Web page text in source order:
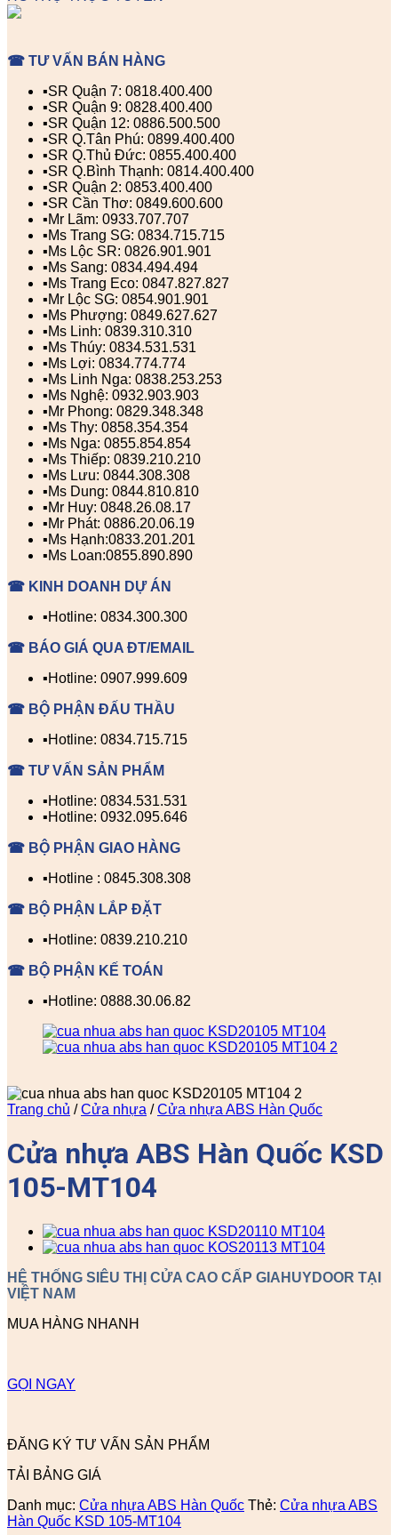
☎ TƯ VẤN BÁN HÀNG
▪️SR Quận 7: 0818.400.400
▪️SR Quận 9: 0828.400.400
▪️SR Quận 12: 0886.500.500
▪️SR Q.Tân Phú: 0899.400.400
▪️SR Q.Thủ Đức: 0855.400.400
▪️SR Q.Bình Thạnh: 0814.400.400
▪️SR Quận 2: 0853.400.400
▪️SR Cần Thơ: 0849.600.600
▪️Mr Lãm: 0933.707.707
▪️Ms Trang SG: 0834.715.715
▪️Ms Lộc SR: 0826.901.901
▪️Ms Sang: 0834.494.494
▪️Ms Trang Eco: 0847.827.827
▪️Mr Lộc SG: 0854.901.901
▪️Ms Phượng: 0849.627.627
▪️Ms Linh: 0839.310.310
▪️Ms Thúy: 0834.531.531
▪️Ms Lợi: 0834.774.774
▪️Ms Linh Nga: 0838.253.253
▪️Ms Nghệ: 0932.903.903
▪️Mr Phong: 0829.348.348
▪️Ms Thy: 0858.354.354
▪️Ms Nga: 0855.854.854
▪️Ms Thiếp: 0839.210.210
▪️Ms Lưu: 0844.308.308
▪️Ms Dung: 0844.810.810
▪️Mr Huy: 0848.26.08.17
▪️Mr Phát: 0886.20.06.19
▪️Ms Hạnh:0833.201.201
▪️Ms Loan:0855.890.890
☎ KINH DOANH DỰ ÁN
▪️Hotline: 0834.300.300
☎ BÁO GIÁ QUA ĐT/EMAIL
▪️Hotline: 0907.999.609
☎ BỘ PHẬN ĐẤU THẦU
▪️Hotline: 0834.715.715
☎ TƯ VẤN SẢN PHẨM
▪️Hotline: 0834.531.531
▪️Hotline: 0932.095.646
☎ BỘ PHẬN GIAO HÀNG
▪️Hotline : 0845.308.308
☎ BỘ PHẬN LẮP ĐẶT
▪️Hotline: 0839.210.210
☎ BỘ PHẬN KẾ TOÁN
▪️Hotline: 0888.30.06.82
Trang chủ / Cửa nhựa / Cửa nhựa ABS Hàn Quốc
Cửa nhựa ABS Hàn Quốc KSD
105-MT104
HỆ THỐNG SIÊU THỊ CỬA CAO CẤP GIAHUYDOOR TẠI
VIỆT NAM
MUA HÀNG NHANH
GỌI NGAY
ĐĂNG KÝ TƯ VẤN SẢN PHẨM
TẢI BẢNG GIÁ
Danh mục: Cửa nhựa ABS Hàn Quốc Thẻ: Cửa nhựa ABS
Hàn Quốc KSD 105-MT104